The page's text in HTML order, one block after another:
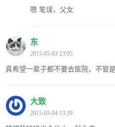
嗯 笔误，父女
东
2015-05-03 23:05
真希望一辈子都不要去医院，不管
大致
2015-05-04 13:39